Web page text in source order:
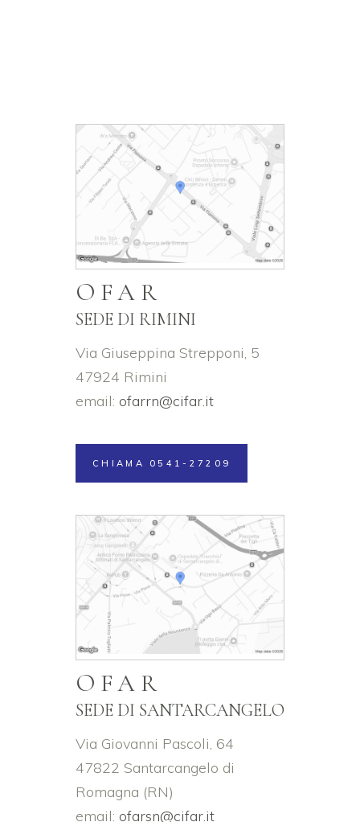
OFAR
SEDE DI RIMINI
Via Giuseppina Strepponi, 5
47924 Rimini
email: ofarrn@cifar.it
CHIAMA 0541-27209
OFAR
SEDE DI SANTARCANGELO
Via Giovanni Pascoli, 64
47822 Santarcangelo di
Romagna (RN)
email: ofarsn@cifar.it